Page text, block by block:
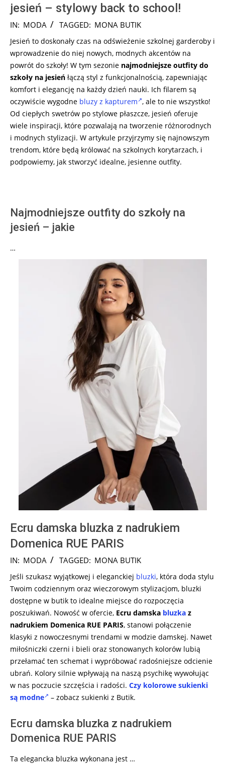
jesień – stylowy back to school!
2024-
13
IN: MODA TAGGED: MONA BUTIK
Jesień to doskonały czas na odświeżenie szkolnej garderoby i
wprowadzenie do niej nowych, modnych akcentów na
powrót do szkoły! W tym sezonie najmodniejsze outfity do
szkoły na jesień łączą styl z funkcjonalnością, zapewniając
komfort i elegancję na każdy dzień nauki. Ich filarem są
oczywiście wygodne bluzy z kapturem , ale to nie wszystko!
Od ciepłych swetrów po stylowe płaszcze, jesień oferuje
wiele inspiracji, które pozwalają na tworzenie różnorodnych
i modnych stylizacji. W artykule przyjrzymy się najnowszym
trendom, które będą królować na szkolnych korytarzach, i
podpowiemy, jak stworzyć idealne, jesienne outfity.
Najmodniejsze outfity do szkoły na
jesień – jakie
…
Ecru damska bluzka z nadrukiem
Domenica RUE PARIS
2024-
12
IN: MODA TAGGED: MONA BUTIK
Jeśli szukasz wyjątkowej i eleganckiej bluzki, która doda stylu
Twoim codziennym oraz wieczorowym stylizacjom, bluzki
dostępne w butik to idealne miejsce do rozpoczęcia
poszukiwań. Nowość w ofercie, Ecru damska bluzka z
nadrukiem Domenica RUE PARIS, stanowi połączenie
klasyki z nowoczesnymi trendami w modzie damskej. Nawet
miłośniczki czerni i bieli oraz stonowanych kolorów lubią
przełamać ten schemat i wypróbować radośniejsze odcienie
ubrań. Kolory silnie wpływają na naszą psychikę wywołując
w nas poczucie szczęścia i radości. Czy kolorowe sukienki
są modne
– zobacz sukienki z Butik.
Ecru damska bluzka z nadrukiem
Domenica RUE PARIS
Ta elegancka bluzka wykonana jest …